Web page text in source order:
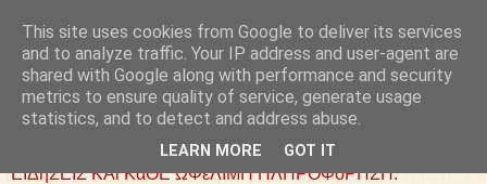
: COLLaZ NeWS aND
MoRE
ΘέΛΟΥΜΕ ΝΑ ΕίΜΑΣΤΕ ΧΡήΣΙΜΟΙ. ΕΠΙΛέΓΟΥΜΕ
ΕΙΔήΣΕΙΣ ΚΑι ΚάΘΕ ΩΦέΛΙΜΗ ΠΛΗΡΟΦόΡΗΣΗ.
This site uses cookies from Google to deliver its services
and to analyze traffic. Your IP address and user-agent are
shared with Google along with performance and security
metrics to ensure quality of service, generate usage
statistics, and to detect and address abuse.
LEARN MORE GOT IT